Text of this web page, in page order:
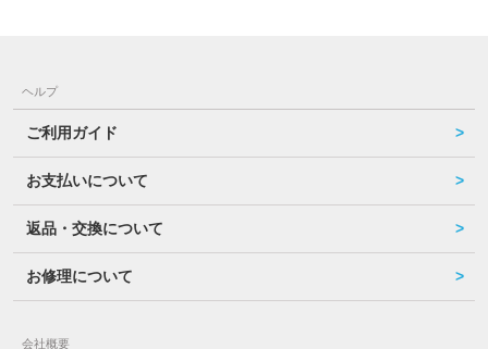
ヘルプ
ご利用ガイド
お支払いについて
返品・交換について
お修理について
会社概要